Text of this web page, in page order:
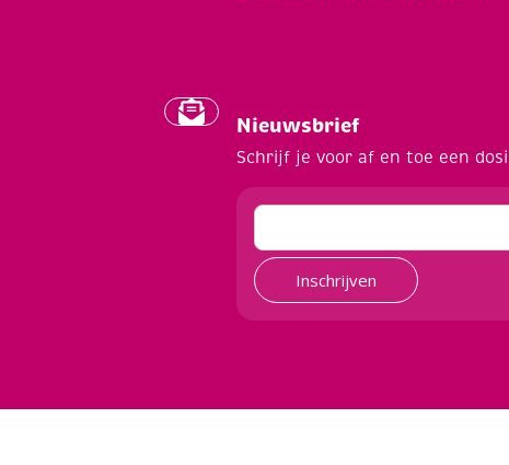
Nieuwsbrief
Schrijf je voor af en toe een
Inschrijven